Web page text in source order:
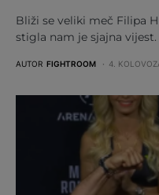
Bliži se veliki meč Filipa
stigla nam je sjajna
AUTOR FIGHTROOM 4.